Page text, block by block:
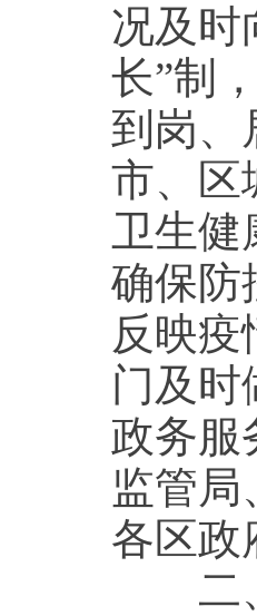
况及时
长”制
到岗、
市、区
卫生
确保防
反映
门及时
政务服
监管
各区政
二、